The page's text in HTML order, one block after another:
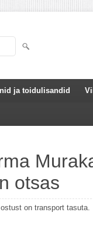
ja toidulisandid
otsas
on transport tasuta.